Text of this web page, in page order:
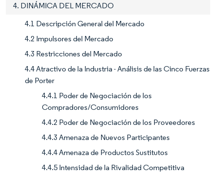
4. DINÁMICA DEL MERCADO
4.1 Descripción General del Mercado
4.2 Impulsores del Mercado
4.3 Restricciones del Mercado
4.4 Atractivo de la Industria - Análisis de las Cinco Fuerzas
de Porter
4.4.1 Poder de Negociación de los
Compradores/Consumidores
4.4.2 Poder de Negociación de los Proveedores
4.4.3 Amenaza de Nuevos Participantes
4.4.4 Amenaza de Productos Sustitutos
4.4.5 Intensidad de la Rivalidad Competitiva